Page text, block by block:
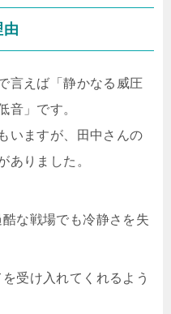
由
言えば「静かなる威圧
音」です。
いますが、田中さんの
ありました。
酷な戦場でも冷静さを失
を受け入れてくれるよう